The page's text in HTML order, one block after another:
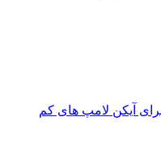
لامپ های کم